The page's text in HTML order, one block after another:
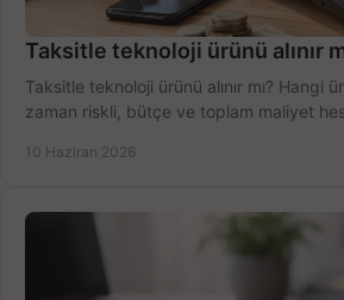
Taksitle teknoloji ürünü alınır
Taksitle teknoloji ürünü alınır mı? Hangi
zaman riskli, bütçe ve toplam maliyet
10 Haziran 2026